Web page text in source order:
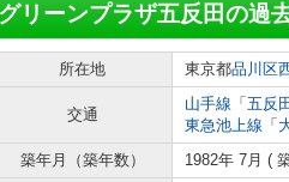
グリーンプラザ五反田の過
所在地 東京都品川区
交通
山手線 「 五反田
東急池上線 「
築年月（築年数）
1982年 7月 (